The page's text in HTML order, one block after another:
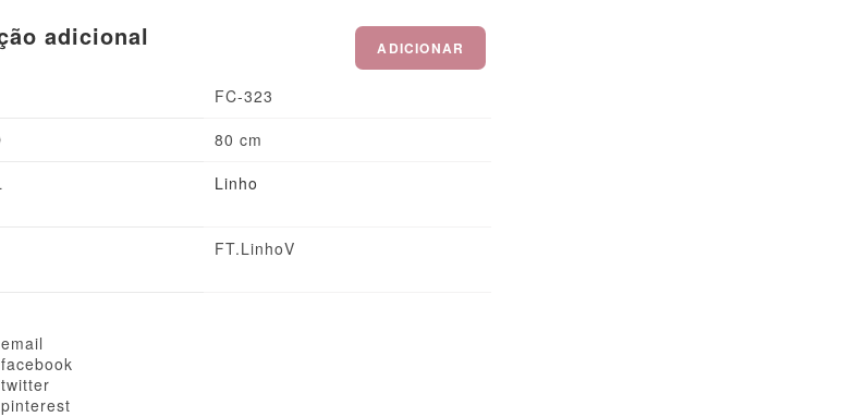
ADICIONAR
adicional
FC-323
80 cm
Linho
FT.LinhoV